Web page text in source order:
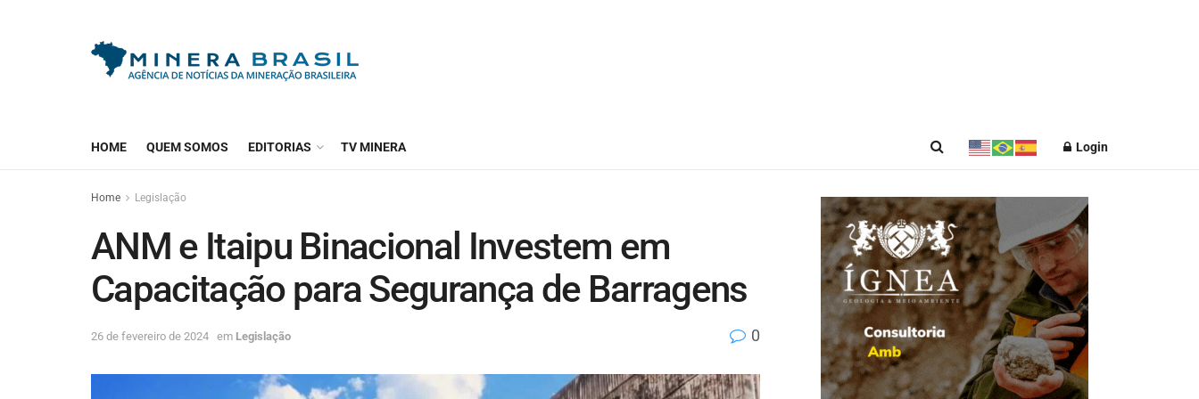
HOME QUEM SOMOS EDITORIAS TV MINERA Login
Home Legislação
ANM e Itaipu Binacional Investem em
Capacitação para Segurança de Barragens
26 de fevereiro de 2024 em Legislação 0